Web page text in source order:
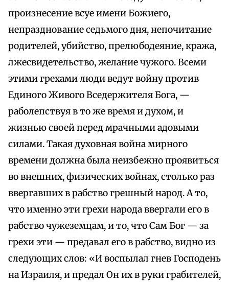
произнесение всуе имени Божиего,
непразднование седьмого дня, непочитание
родителей, убийство, прелюбодеяние, кража,
лжесвидетельство, желание чужого. Всеми
этими грехами люди ведут войну против
Единого Живого Вседержителя Бога, —
раболепствуя в то же время и духом, и
жизнью своей перед мрачными адовыми
силами. Такая духовная война мирного
времени должна была неизбежно проявиться
во внешних, физических войнах, столько раз
ввергавших в рабство грешный народ. А то,
что именно эти грехи народа ввергали его в
рабство чужеземцам, и то, что Сам Бог — за
грехи эти — предавал его в рабство, видно из
следующих слов: «И воспылал гнев Господень
на Израиля, и предал Он их в руки грабителей,